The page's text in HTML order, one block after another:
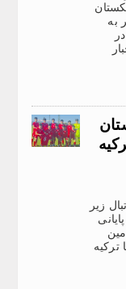
به
فوتبال زیر
دومین
ترکیه